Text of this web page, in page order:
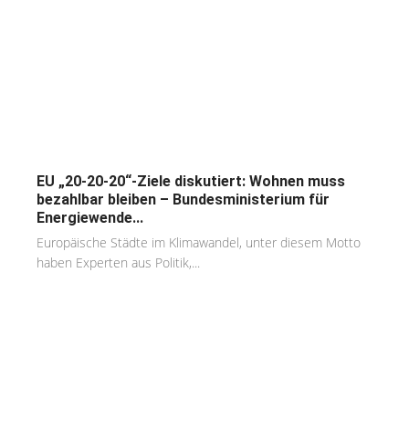
EU „20-20-20“-Ziele diskutiert: Wohnen muss
bezahlbar bleiben – Bundesministerium für
Energiewende...
Europäische Städte im Klimawandel, unter diesem Motto
haben Experten aus Politik,...